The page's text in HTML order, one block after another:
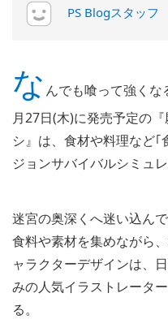
PS Blogスタッフ
な んでも喰って強く
月27日(木)に発売予定の
シ』は、食材や料理など｢
ジョンサバイバルシミュレ
迷宮の奥深くへ迷い込ん
食料や素材を集めながら
ャラクターデザインは、
みの人気イラストレータ
る。